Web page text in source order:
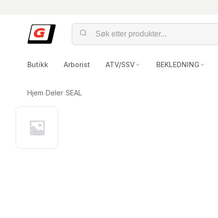
Butikk Arborist ATV/SSV BEKLEDNING
Hjem›Deler›SEAL